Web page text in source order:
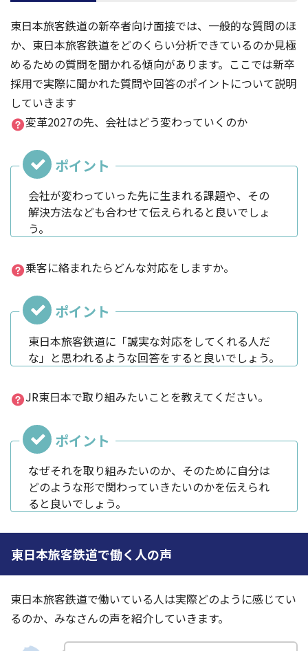
東日本旅客鉄道の新卒者向け面接では、一般的な質問のほ
か、東日本旅客鉄道をどのくらい分析できているのか見極
めるための質問を聞かれる傾向があります。ここでは新卒
採用で実際に聞かれた質問や回答のポイントについて説明
していきます
変革2027の先、会社はどう変わっていくのか
会社が変わっていった先に生まれる課題や、その
解決方法なども合わせて伝えられると良いでしょ
う。
乗客に絡まれたらどんな対応をしますか。
東日本旅客鉄道に「誠実な対応をしてくれる人だ
な」と思われるような回答をすると良いでしょう。
JR東日本で取り組みたいことを教えてください。
なぜそれを取り組みたいのか、そのために自分は
どのような形で関わっていきたいのかを伝えられ
ると良いでしょう。
東日本旅客鉄道で働く人の声
東日本旅客鉄道で働いている人は実際どのように感じてい
るのか、みなさんの声を紹介していきます。